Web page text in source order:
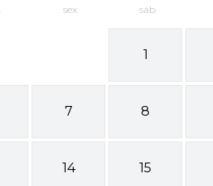
sex. sáb.
1
7 8
14 15